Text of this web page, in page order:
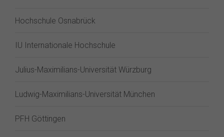
Hochschule Osnabrück
IU Internationale Hochschule
Julius-Maximilians-Universität Würzburg
Ludwig-Maximilians-Universität München
PFH Göttingen